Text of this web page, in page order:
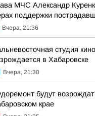
МЧС Александр
поддержки
Вчера, 21:36
студия
в Хабаровске
Вчера, 21:30
будут
крае